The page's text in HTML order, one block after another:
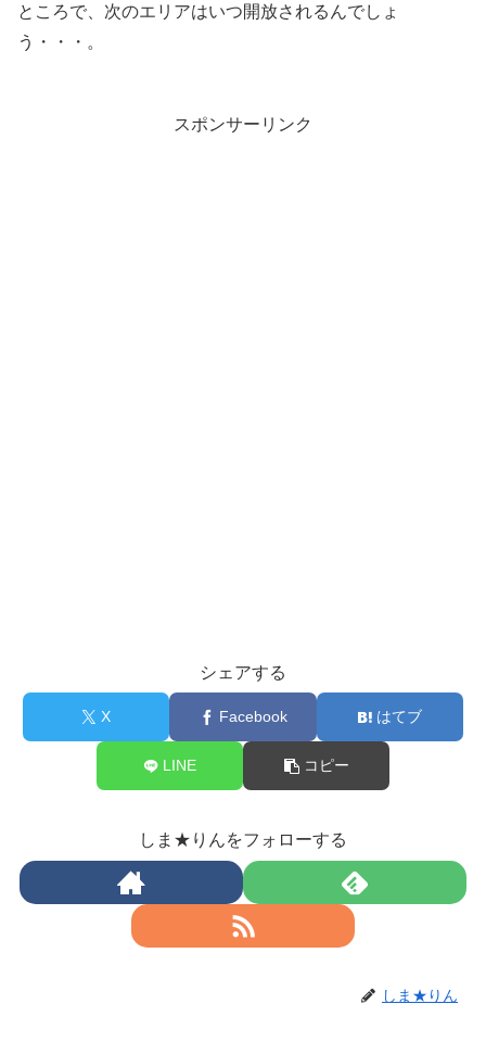
ところで、次のエリアはいつ開放されるんでしょ
う・・・。
スポンサーリンク
シェアする
X Facebook はてブ
LINE コピー
しま★りんをフォローする
しま★りん